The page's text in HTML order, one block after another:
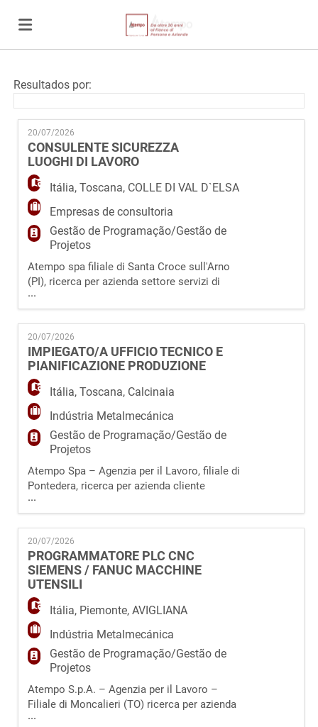
inicial
Ofertas
emprego
te
Iniciar
sessão
Língua
EN
FR
IT
DE
ES
PT
Resultados por:
20/07/2026
CONSULENTE SICUREZZA
LUOGHI DI LAVORO
Itália,Toscana, COLLE DI VAL D`ELSA
Empresas de consultoria
Gestão de Programação/Gestão de
Projetos
Atempo spa filiale di Santa Croce sull'Arno
(PI), ricerca per azienda settore servizi di
consulenza nel campo della Sicurezza,
Ambiente, Qualità e Privacy ed Agenzia
Formativa di Colle di Val D'Elsa (SI) un/una
Consulente Sicurezza Luoghi di Lavoro. La
figura selezionata ed inserita sarà affiancata e
seguita dai Consulenti Senior nelle attività d
...
20/07/2026
IMPIEGATO/A UFFICIO TECNICO E
PIANIFICAZIONE PRODUZIONE
Itália,Toscana, Calcinaia
Indústria Metalmecánica
Gestão de Programação/Gestão de
Projetos
Atempo Spa – Agenzia per il Lavoro, filiale di
Pontedera, ricerca per azienda cliente
operante nel settore metalmeccanico di
Calcinaia (PI) un/una Impiegato/a Ufficio
Tecnico e Pianificazione Produzione. La
figura ricercata si occuperà di: - Lettura e
interpretazione del disegno tecnico
meccanico. - Gestione e aggiornamento delle
anagrafiche
...
20/07/2026
PROGRAMMATORE PLC CNC
SIEMENS / FANUC MACCHINE
UTENSILI
Itália, Piemonte,AVIGLIANA
Indústria Metalmecánica
Gestão de Programação/Gestão de
Projetos
Atempo S.p.A. – Agenzia per il Lavoro –
Filiale di Moncalieri (TO) ricerca per azienda
cliente operante nel settore della
...